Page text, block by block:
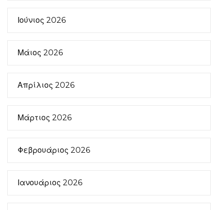
Ιούνιος 2026
Μάιος 2026
Απρίλιος 2026
Μάρτιος 2026
Φεβρουάριος 2026
Ιανουάριος 2026